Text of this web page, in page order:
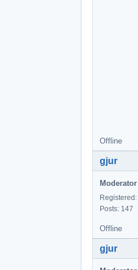
Offline
gjur
Moderator
Posts: 147
Offline
gjur